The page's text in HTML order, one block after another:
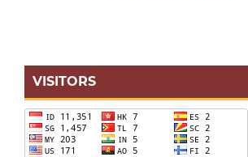
VISITORS